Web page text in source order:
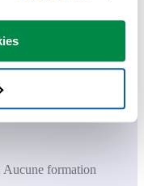
Tout
et à faire des choses
Aucune formation